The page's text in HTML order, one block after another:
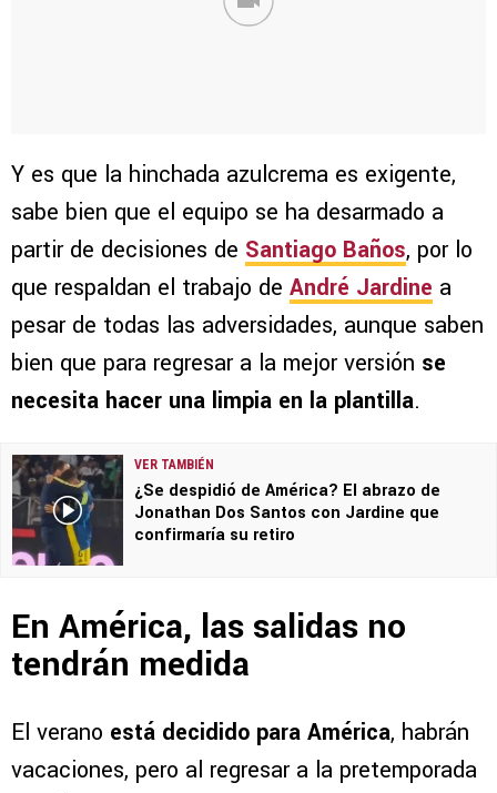
Y es que la hinchada azulcrema es exigente,
sabe bien que el equipo se ha desarmado a
partir de decisiones de Santiago Baños, por lo
que respaldan el trabajo de André Jardine a
pesar de todas las adversidades, aunque saben
bien que para regresar a la mejor versión se
necesita hacer una limpia en la plantilla.
VER TAMBIÉN
¿Se despidió de América? El abrazo de
Jonathan Dos Santos con Jardine que
confirmaría su retiro
En América, las salidas no
tendrán medida
El verano está decidido para América, habrán
vacaciones, pero al regresar a la pretemporada